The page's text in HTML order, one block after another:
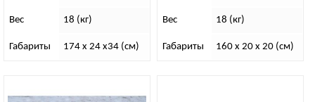
Вес 18 (кг)
Габариты 174 x 24 x34 (см)
Вес 18 (кг)
Габариты 160 x 20 x 20 (см)